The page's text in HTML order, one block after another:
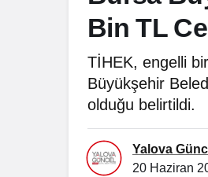
Bin TL
TİHEK, engelli
Büyükşehir
olduğu belirtildi.
Yalova
20 Haziran